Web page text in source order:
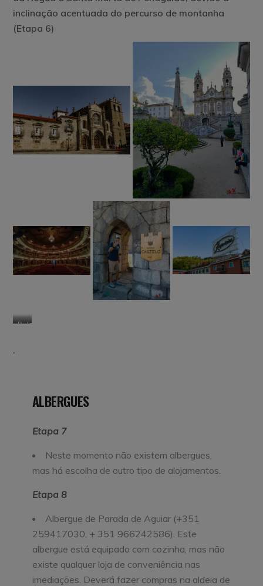
inclinação acentuada do percurso de montanha
(Etapa 6)
Paisagem
Igreja
Marta
de
.
ALBERGUES
Etapa 7
Neste momento não existem albergues,
mas há escolha de outro tipo de alojamentos.
Etapa 8
Albergue de Parada de Aguiar (+351
259417030, + 351 966242586). Este
albergue está equipado com cozinha, mas não
existe qualquer loja de conveniência nas
imediações. Deverá fazer compras na aldeia de